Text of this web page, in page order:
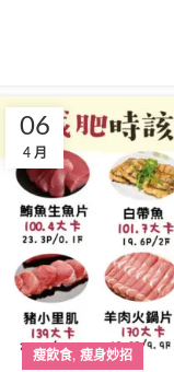
06
4 月
瘦飲食, 瘦身妙招